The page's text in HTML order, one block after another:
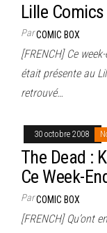
Lille
ParCOMIC BOX
[FRENCH] Ce
était présente au
retrouvé…
30 octobre 2008
The Dead :
Ce Week-
ParCOMIC BOX
[FRENCH] Qu’ont